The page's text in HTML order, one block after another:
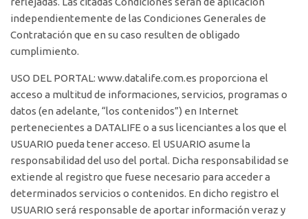
independientemente de las Condiciones Generales de
Contratación que en su caso resulten de obligado
cumplimiento.
USO DEL PORTAL: www.datalife.com.es proporciona el
acceso a multitud de informaciones, servicios, programas o
datos (en adelante, “los contenidos”) en Internet
pertenecientes a DATALIFE o a sus licenciantes a los que el
USUARIO pueda tener acceso. El USUARIO asume la
responsabilidad del uso del portal. Dicha responsabilidad se
extiende al registro que fuese necesario para acceder a
determinados servicios o contenidos. En dicho registro el
USUARIO será responsable de aportar información veraz y